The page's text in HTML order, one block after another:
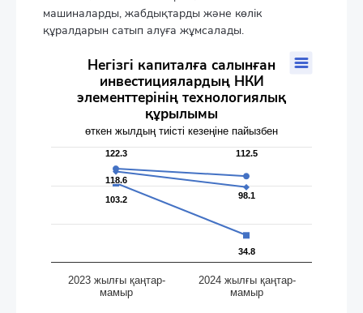
машиналарды, жабдықтарды және көлік
құралдарын сатып алуға жұмсалады.
Негізгі капиталға салынған инвестициялардың НКИ
Line chart with 3 lines.
өткен жылдың тиісті кезеңіне пайызбен
The chart has 1 X axis displaying categories.
The chart has 1 Y axis displaying values. Data ranges from
Негізгі капиталға салынған
инвестициялардың НКИ
элементтерінің технологиялық
құрылымы
өткен жылдың тиісті кезеңіне пайызбен
122.3
122.3 112.5
112.5
118.6
118.6
98.1
98.1
103.2
103.2
34.8
34.8
2023 жылғы қаңтар-
мамыр
2024 жылғы қаңтар-
мамыр